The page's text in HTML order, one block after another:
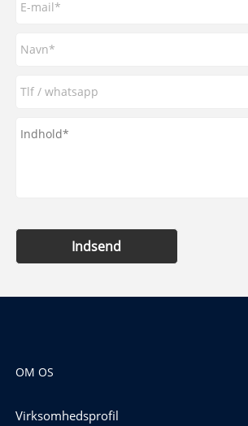
Indsend
OM OS
Virksomhedsprofil